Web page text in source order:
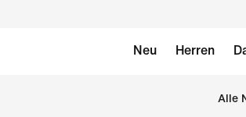
Neu Herren
Alle